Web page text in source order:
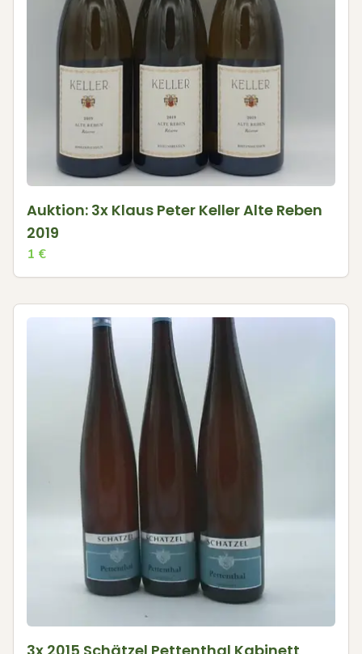
Auktion: 3x Klaus Peter Keller Alte Reben
2019
1 €